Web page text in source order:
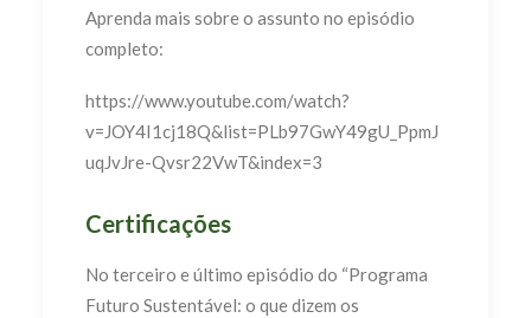
Aprenda mais sobre o assunto no episódio
completo:
https://www.youtube.com/watch?
v=JOY4I1cj18Q&list=PLb97GwY49gU_PpmJ
uqJvJre-Qvsr22VwT&index=3
Certificações
No terceiro e último episódio do “Programa
Futuro Sustentável: o que dizem os